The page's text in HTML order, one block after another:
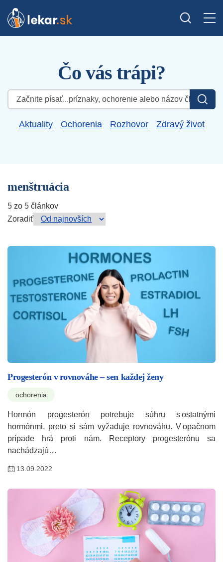
Čo vás trápi?
Hľadať:
Aktuality Ochorenia Rozhovor Zdravý život
menštruácia
5 zo 5 článkov
Zoradiť
Progesterón v rovnováhe – sen každej ženy
ochorenia
Hormón progesterón potrebuje súhru s ostatnými
hormónmi, preto si sám vyžaduje rovnováhu. V opačnom
prípade hrá proti nám. Receptory progesterónu sa
nachádzajú…
13.09.2022